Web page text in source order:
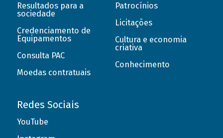
Resultados para a
sociedade
Credenciamento de
Equipamentos
Consulta PAC
Moedas contratuais
Patrocínios
Licitações
Cultura e economia
criativa
Conhecimento
Redes Sociais
YouTube